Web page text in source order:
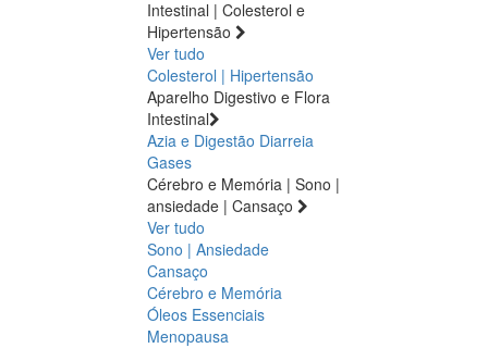
Intestinal | Colesterol e
Hipertensão
Ver tudo
Colesterol | Hipertensão
Aparelho Digestivo e Flora
Intestinal
Azia e Digestão Diarreia
Gases
Cérebro e Memória | Sono |
ansiedade | Cansaço
Ver tudo
Sono | Ansiedade
Cansaço
Cérebro e Memória
Óleos Essenciais
Menopausa